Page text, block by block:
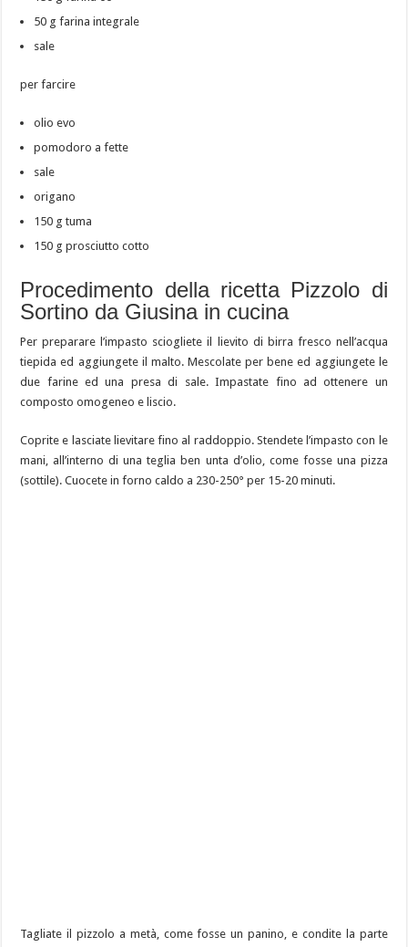
50 g farina integrale
sale
per farcire
olio evo
pomodoro a fette
sale
origano
150 g tuma
150 g prosciutto cotto
Procedimento della ricetta Pizzolo di
Sortino da Giusina in cucina
Per preparare l’impasto sciogliete il lievito di birra fresco nell’acqua
tiepida ed aggiungete il malto. Mescolate per bene ed aggiungete le
due farine ed una presa di sale. Impastate fino ad ottenere un
composto omogeneo e liscio.
Coprite e lasciate lievitare fino al raddoppio. Stendete l’impasto con le
mani, all’interno di una teglia ben unta d’olio, come fosse una pizza
(sottile). Cuocete in forno caldo a 230-250° per 15-20 minuti.
Tagliate il pizzolo a metà, come fosse un panino, e condite la parte